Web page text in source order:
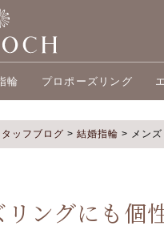
輪 プロポーズリング
タッフブログ > 結婚指輪 > メン
リングにも個